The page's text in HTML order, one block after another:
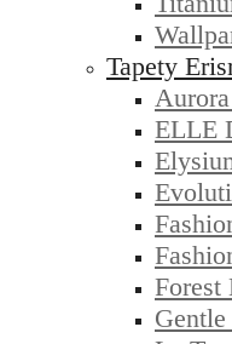
Tapety
ELLE
Forest